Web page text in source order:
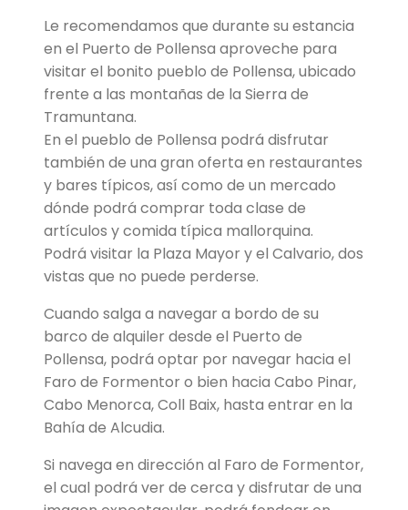
Le recomendamos que durante su estancia
en el Puerto de Pollensa aproveche para
visitar el bonito pueblo de Pollensa, ubicado
frente a las montañas de la Sierra de
Tramuntana.
En el pueblo de Pollensa podrá disfrutar
también de una gran oferta en restaurantes
y bares típicos, así como de un mercado
dónde podrá comprar toda clase de
artículos y comida típica mallorquina.
Podrá visitar la Plaza Mayor y el Calvario, dos
vistas que no puede perderse.
Cuando salga a navegar a bordo de su
barco de alquiler desde el Puerto de
Pollensa, podrá optar por navegar hacia el
Faro de Formentor o bien hacia Cabo Pinar,
Cabo Menorca, Coll Baix, hasta entrar en la
Bahía de Alcudia.
Si navega en dirección al Faro de Formentor,
el cual podrá ver de cerca y disfrutar de una